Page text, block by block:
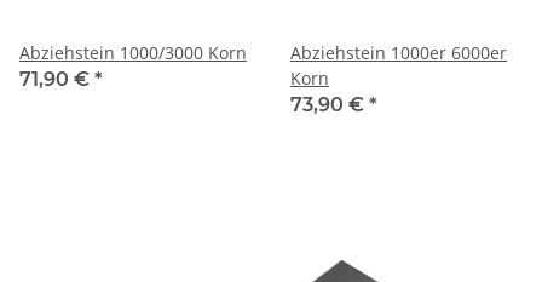
Abziehstein 1000/3000 Korn
71,90 € *
Abziehstein 1000er 6000er
Korn
73,90 € *